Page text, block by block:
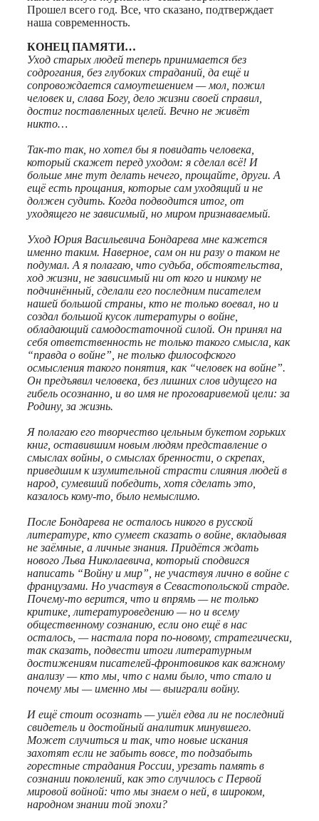
Прошел всего год. Все, что сказано, подтверждает
наша современность.
КОНЕЦ ПАМЯТИ…
Уход старых людей теперь принимается без
содрогания, без глубоких страданий, да ещё и
сопровождается самоутешением — мол, пожил
человек и, слава Богу, дело жизни своей справил,
достиг поставленных целей. Вечно не живёт
никто…
Так-то так, но хотел бы я повидать человека,
который скажет перед уходом: я сделал всё! И
больше мне тут делать нечего, прощайте, други. А
ещё есть прощания, которые сам уходящий и не
должен судить. Когда подводится итог, от
уходящего не зависимый, но миром признаваемый.
Уход Юрия Васильевича Бондарева мне кажется
именно таким. Наверное, сам он ни разу о таком не
подумал. А я полагаю, что судьба, обстоятельства,
ход жизни, не зависимый ни от кого и никому не
подчинённый, сделали его последним писателем
нашей большой страны, кто не только воевал, но и
создал большой кусок литературы о войне,
обладающий самодостаточной силой. Он принял на
себя ответственность не только такого смысла, как
“правда о войне”, не только философского
осмысления такого понятия, как “человек на войне”.
Он предъявил человека, без лишних слов идущего на
гибель осознанно, и во имя не проговаривемой цели: за
Родину, за жизнь.
Я полагаю его творчество цельным букетом горьких
книг, оставившим новым людям представление о
смыслах войны, о смыслах бренности, о скрепах,
приведшим к изумительной страсти слияния людей в
народ, сумевший победить, хотя сделать это,
казалось кому-то, было немыслимо.
После Бондарева не осталось никого в русской
литературе, кто сумеет сказать о войне, вкладывая
не заёмные, а личные знания. Придётся ждать
нового Льва Николаевича, который сподвигся
написать “Войну и мир”, не участвуя лично в войне с
французами. Но участвуя в Севастопольской страде.
Почему-то верится, что и впрямь — не только
критике, литературоведению — но и всему
общественному сознанию, если оно ещё в нас
осталось, — настала пора по-новому, стратегически,
так сказать, подвести итоги литературным
достижениям писателей-фронтовиков как важному
анализу — кто мы, что с нами было, что стало и
почему мы — именно мы — выиграли войну.
И ещё стоит осознать — ушёл едва ли не последний
свидетель и достойный аналитик минувшего.
Может случиться и так, что новые искания
захотят если не забыть вовсе, то подзабыть
горестные страдания России, урезать память в
сознании поколений, как это случилось с Первой
мировой войной: что мы знаем о ней, в широком,
народном знании той эпохи?